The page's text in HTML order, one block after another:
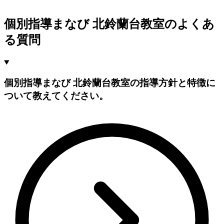
個別指導まなび 北鈴蘭台教室のよくあ
る質問
個別指導まなび 北鈴蘭台教室の指導方針と特徴に
ついて教えてください。